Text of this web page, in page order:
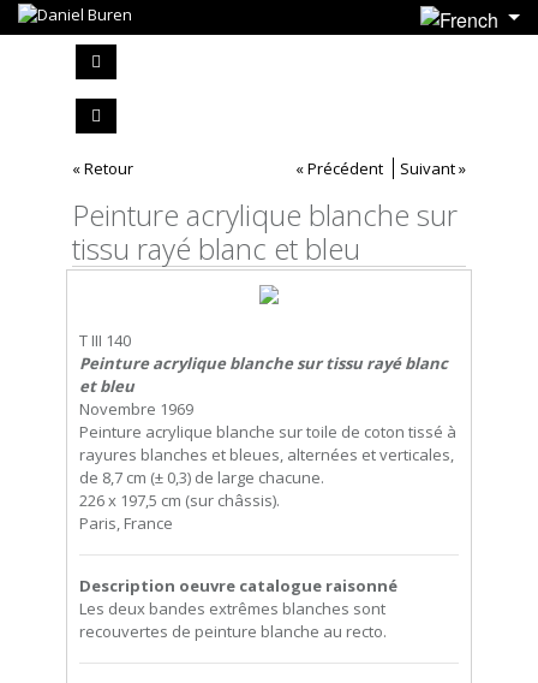
« Retour « Précédent Suivant »
Peinture acrylique blanche sur
tissu rayé blanc et bleu
T III 140
Peinture acrylique blanche sur tissu rayé blanc
et bleu
Novembre 1969
Peinture acrylique blanche sur toile de coton tissé à
rayures blanches et bleues, alternées et verticales,
de 8,7 cm (± 0,3) de large chacune.
226 x 197,5 cm (sur châssis).
Paris, France
Description oeuvre catalogue raisonné
Les deux bandes extrêmes blanches sont
recouvertes de peinture blanche au recto.